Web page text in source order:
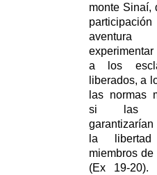
monte Sinaí,
a los
liberados, a
las normas
si las
la
miembros
(Ex 19-20).